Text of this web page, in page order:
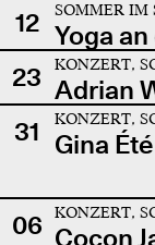
12 SOMMER IM
Yoga
23
KONZERT,
Adrian
31
KONZERT,
Gina Été
06 KONZERT,
Cocon